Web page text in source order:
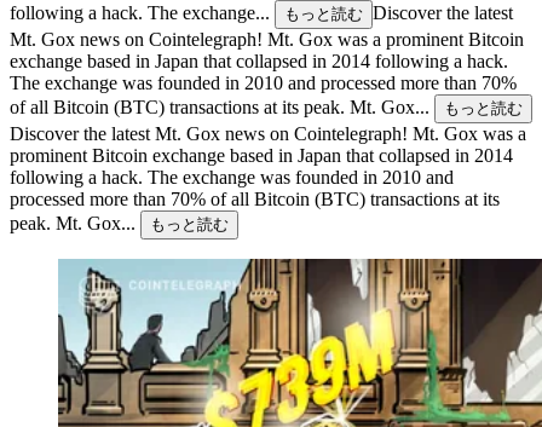
following a hack. The exchange...
もっと読む Discover the latest
Mt. Gox news on Cointelegraph! Mt. Gox was a prominent Bitcoin
exchange based in Japan that collapsed in 2014 following a hack.
The exchange was founded in 2010 and processed more than 70%
of all Bitcoin (BTC) transactions at its peak. Mt. Gox...
もっと読む
Discover the latest Mt. Gox news on Cointelegraph! Mt. Gox was a
prominent Bitcoin exchange based in Japan that collapsed in 2014
following a hack. The exchange was founded in 2010 and
processed more than 70% of all Bitcoin (BTC) transactions at its
peak. Mt. Gox...
もっと読む